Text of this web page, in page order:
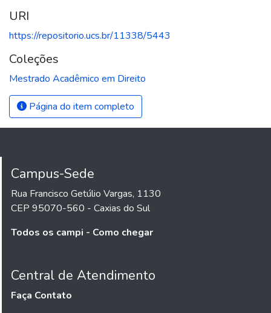
URI
https://repositorio.ucs.br/11338/5443
Coleções
Mestrado Acadêmico em Direito
Página do item completo
Campus-Sede
Rua Francisco Getúlio Vargas, 1130
CEP 95070-560 - Caxias do Sul
Todos os campi - Como chegar
Central de Atendimento
Faça Contato